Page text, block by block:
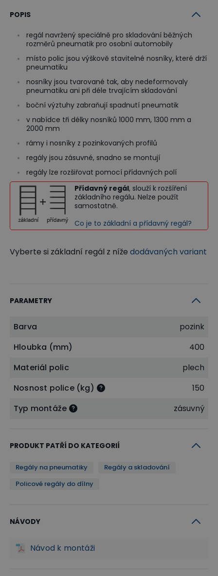
POPIS
regál navržený speciálně pro skladování běžných
rozměrů pneumatik pro osobní automobily
místo polic jsou výškově stavitelné nosníky, které drží
pneumatiku
nosníky jsou tvarované tak, aby nedeformovaly
pneumatiku ani při déle trvajícím skladování
boční výztuhy zabraňují spadnutí pneumatik
v nabídce tři délky nosníků 1000 mm, 1300 mm a
2000 mm
rámy i nosníky z pozinkovaných profilů
regály jsou zásuvné, snadno se montují
regály lze rozšiřovat pomocí přídavných polí
Přídavný regál, slouží k rozšíření
základního regálu. Nelze použít
samostatně.
Co je to základní a přídavný regál?
Vyberte si základní regál z níže dodávaných variant
PARAMETRY
Barva
pozink
Hloubka (mm)
400
Materiál polic
plech
Nosnost police (kg)
150
Typ montáže
zásuvný
PRODUKT PATŘÍ DO KATEGORIÍ
Regály na pneumatiky
Regály a skladování
Policové regály do dílny
NÁVODY
Návod k montáži